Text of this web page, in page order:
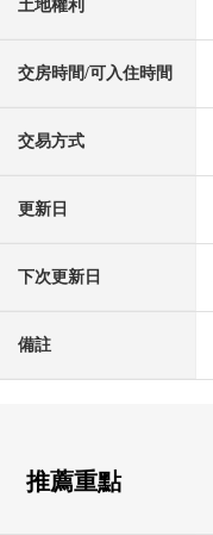
土地權利
交房時間/可入住時間
交易方式
更新日
下次更新日
備註
推薦重點